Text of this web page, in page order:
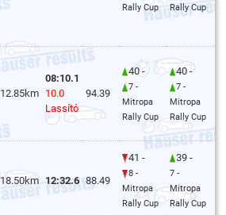
Rally Cup
Rally Cup
12.85km
08:10.1
10.0
Lassító
94.39
40 -
7 -
Mitropa
Rally Cup
40 -
7 -
Mitropa
Rally Cup
18.50km 12:32.6 88.49
41 -
8 -
Mitropa
Rally Cup
39 -
7 -
Mitropa
Rally Cup